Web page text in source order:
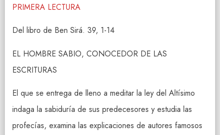
PRIMERA LECTURA
Del libro de Ben Sirá. 39, 1-14
EL HOMBRE SABIO, CONOCEDOR DE LAS
ESCRITURAS
El que se entrega de lleno a meditar la ley del Altísimo
indaga la sabiduría de sus predecesores y estudia las
profecías, examina las explicaciones de autores famosos